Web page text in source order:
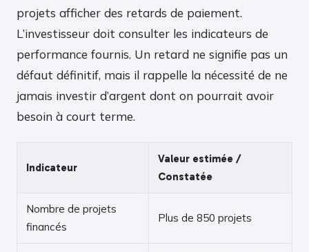
projets afficher des retards de paiement.
L’investisseur doit consulter les indicateurs de
performance fournis. Un retard ne signifie pas un
défaut définitif, mais il rappelle la nécessité de ne
jamais investir d’argent dont on pourrait avoir
besoin à court terme.
Indicateur
Valeur estimée /
Constatée
Nombre de projets
financés
Plus de 850 projets